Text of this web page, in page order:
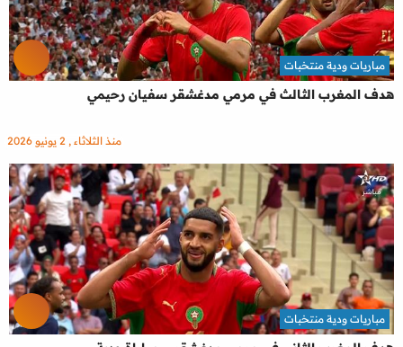
هدف المغرب الثالث في مرمي مدغشقر سفيان رحيمي
مباريات ودية منتخبات
منذ الثلاثاء , 2 يونيو 2026
مباريات ودية منتخبات